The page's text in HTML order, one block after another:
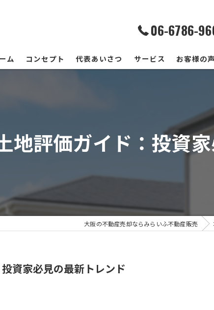
06-6786-
ム コンセプト 代表あいさつ サービス お客様の声
地評価ガイド：投資
大阪の不動産売却ならみらいふ不動産販売
資家必見の最新トレンド